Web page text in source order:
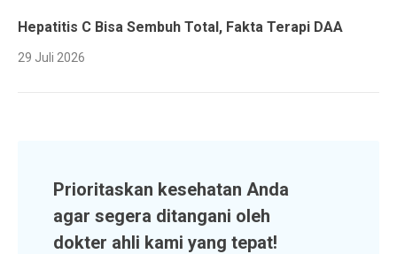
Hepatitis C Bisa Sembuh Total, Fakta Terapi DAA
29 Juli 2026
Prioritaskan kesehatan Anda
agar segera ditangani oleh
dokter ahli kami yang tepat!